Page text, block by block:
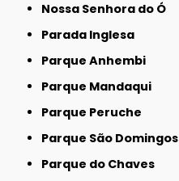
Nossa Senhora do Ó
Parada Inglesa
Parque Anhembi
Parque Mandaqui
Parque Peruche
Parque São Domingos
Parque do Chaves